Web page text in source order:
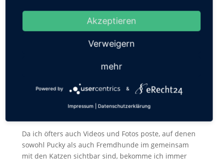
verstanden hat, was du von ihm willst. In diesem
Artikel zeige...
Hund und Katze unter einem Dach: So
vermeidest du Konflikte
Tierservice Fehmarn März 1, 2023
Da ich öfters auch Videos und Fotos poste, auf denen
sowohl Pucky als auch Fremdhunde im gemeinsam
mit den Katzen sichtbar sind, bekomme ich immer
Akzeptieren
Verweigern
mehr
Powered by &
Impressum Datenschutzerklärung